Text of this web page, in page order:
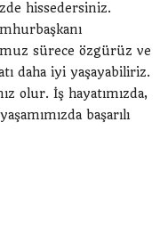
hissedersiniz.
sürece özgürüz ve
daha iyi yaşayabiliriz.
olur. İş hayatımızda,
başarılı